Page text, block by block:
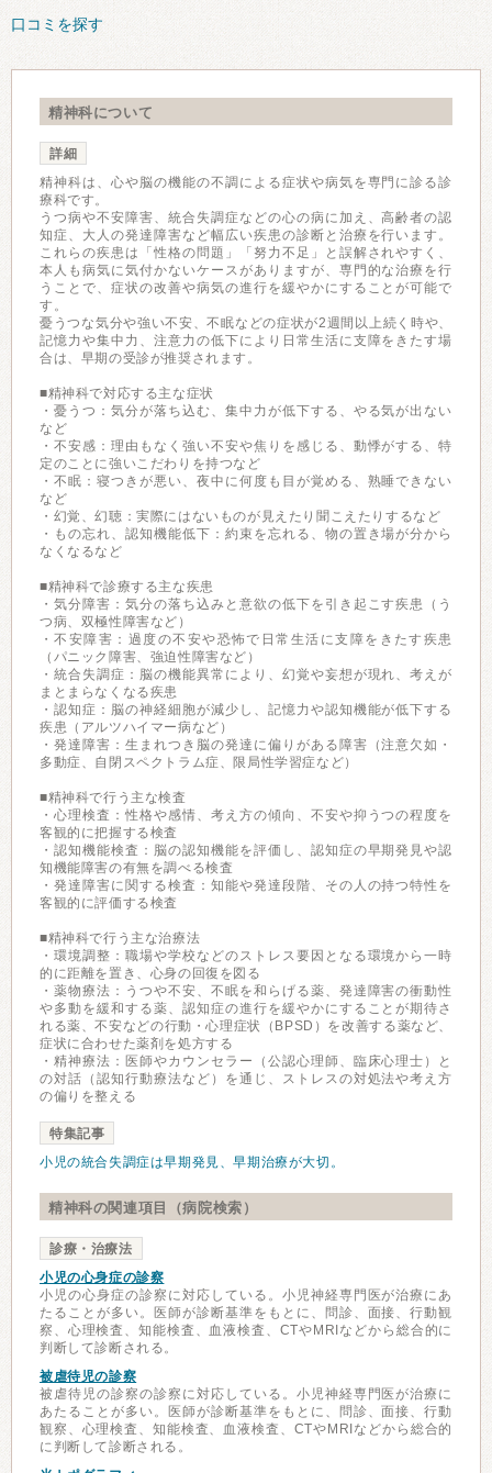
口コミを探す
精神科について
詳細
精神科は、心や脳の機能の不調による症状や病気を専門に診る診
療科です。
うつ病や不安障害、統合失調症などの心の病に加え、高齢者の認
知症、大人の発達障害など幅広い疾患の診断と治療を行います。
これらの疾患は「性格の問題」「努力不足」と誤解されやすく、
本人も病気に気付かないケースがありますが、専門的な治療を行
うことで、症状の改善や病気の進行を緩やかにすることが可能で
す。
憂うつな気分や強い不安、不眠などの症状が2週間以上続く時や、
記憶力や集中力、注意力の低下により日常生活に支障をきたす場
合は、早期の受診が推奨されます。
■精神科で対応する主な症状
・憂うつ：気分が落ち込む、集中力が低下する、やる気が出ない
など
・不安感：理由もなく強い不安や焦りを感じる、動悸がする、特
定のことに強いこだわりを持つなど
・不眠：寝つきが悪い、夜中に何度も目が覚める、熟睡できない
など
・幻覚、幻聴：実際にはないものが見えたり聞こえたりするなど
・もの忘れ、認知機能低下：約束を忘れる、物の置き場が分から
なくなるなど
■精神科で診療する主な疾患
・気分障害：気分の落ち込みと意欲の低下を引き起こす疾患（う
つ病、双極性障害など）
・不安障害：過度の不安や恐怖で日常生活に支障をきたす疾患
（パニック障害、強迫性障害など）
・統合失調症：脳の機能異常により、幻覚や妄想が現れ、考えが
まとまらなくなる疾患
・認知症：脳の神経細胞が減少し、記憶力や認知機能が低下する
疾患（アルツハイマー病など）
・発達障害：生まれつき脳の発達に偏りがある障害（注意欠如・
多動症、自閉スペクトラム症、限局性学習症など）
■精神科で行う主な検査
・心理検査：性格や感情、考え方の傾向、不安や抑うつの程度を
客観的に把握する検査
・認知機能検査：脳の認知機能を評価し、認知症の早期発見や認
知機能障害の有無を調べる検査
・発達障害に関する検査：知能や発達段階、その人の持つ特性を
客観的に評価する検査
■精神科で行う主な治療法
・環境調整：職場や学校などのストレス要因となる環境から一時
的に距離を置き、心身の回復を図る
・薬物療法：うつや不安、不眠を和らげる薬、発達障害の衝動性
や多動を緩和する薬、認知症の進行を緩やかにすることが期待さ
れる薬、不安などの行動・心理症状（BPSD）を改善する薬など、
症状に合わせた薬剤を処方する
・精神療法：医師やカウンセラー（公認心理師、臨床心理士）と
の対話（認知行動療法など）を通じ、ストレスの対処法や考え方
の偏りを整える
特集記事
小児の統合失調症は早期発見、早期治療が大切。
精神科の関連項目（病院検索）
診療・治療法
小児の心身症の診察
小児の心身症の診察に対応している。小児神経専門医が治療にあ
たることが多い。医師が診断基準をもとに、問診、面接、行動観
察、心理検査、知能検査、血液検査、CTやMRIなどから総合的に
判断して診断される。
被虐待児の診察
被虐待児の診察の診察に対応している。小児神経専門医が治療に
あたることが多い。医師が診断基準をもとに、問診、面接、行動
観察、心理検査、知能検査、血液検査、CTやMRIなどから総合的
に判断して診断される。